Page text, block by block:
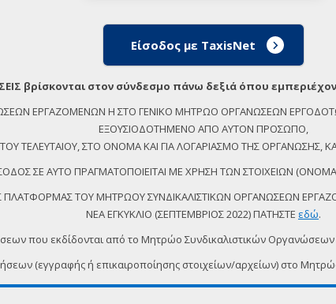
Είσοδος με TaxisNet
βρίσκονται στον σύνδεσμο πάνω δεξιά όπου
ΕΡΓΑΖΟΜΕΝΩΝ Η ΣΤΟ ΓΕΝΙΚΟ ΜΗΤΡΩΟ ΟΡΓΑΝΩΣΕΩΝ
ΕΞΟΥΣΙΟΔΟΤΗΜΕΝΟ ΑΠΟ ΑΥΤΟΝ ΠΡΟΣΩΠΟ,
ΤΕΛΕΥΤΑΙΟΥ, ΣΤΟ ΟΝΟΜΑ ΚΑΙ ΓΙΑ ΛΟΓΑΡΙΑΣΜΟ ΤΗΣ ΟΡΓΑΝΩΣΗΣ,
ΣΕ ΑΥΤΟ ΠΡΑΓΜΑΤΟΠΟΙΕΙΤΑΙ ΜΕ ΧΡΗΣΗ ΤΩΝ ΣΤΟΙΧΕΙΩΝ
ΤΗΣ ΠΛΑΤΦΟΡΜΑΣ ΤΟΥ ΜΗΤΡΩΟΥ ΣΥΝΔΙΚΑΛΙΣΤΙΚΩΝ ΟΡΓΑΝΩΣΕΩΝ
ΝΕΑ ΕΓΚΥΚΛΙΟ (ΣΕΠΤΕΜΒΡΙΟΣ 2022) ΠΑΤΗΣΤΕ εδώ.
που εκδίδονται από το Μητρώο Συνδικαλιστικών
(εγγραφής ή επικαιροποίησης στοιχείων/αρχείων) στο